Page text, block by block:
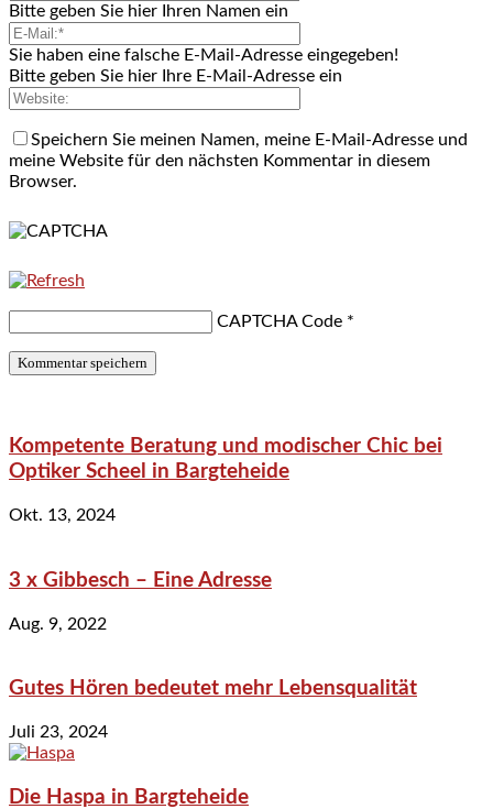
Bitte geben Sie hier Ihren Namen ein
Sie haben eine falsche E-Mail-Adresse eingegeben!
Bitte geben Sie hier Ihre E-Mail-Adresse ein
Speichern Sie meinen Namen, meine E-Mail-Adresse und
meine Website für den nächsten Kommentar in diesem
Browser.
CAPTCHA Code *
Kompetente Beratung und modischer Chic bei
Optiker Scheel in Bargteheide
Okt. 13, 2024
3 x Gibbesch – Eine Adresse
Aug. 9, 2022
Gutes Hören bedeutet mehr Lebensqualität
Juli 23, 2024
Die Haspa in Bargteheide